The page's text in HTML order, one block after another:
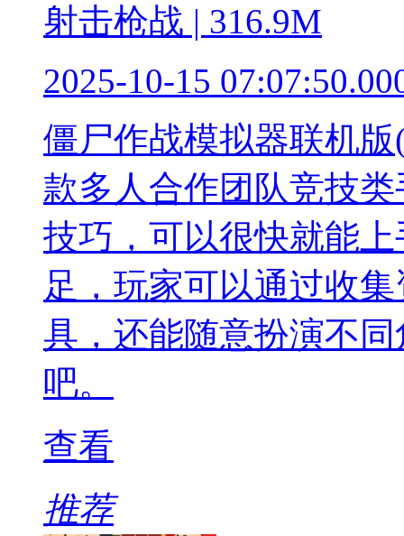
射击枪战 | 316.9M
2025-10-15
僵尸作战模拟器联机版
款多人合作团队竞技
技巧，可以很快就能
足，玩家可以通过收
具，还能随意扮演不
吧。
查看
推荐